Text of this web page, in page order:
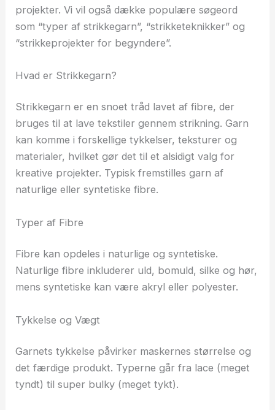
projekter. Vi vil også dække populære søgeord
som “typer af strikkegarn”, “strikketeknikker” og
“strikkeprojekter for begyndere”.
Hvad er Strikkegarn?
Strikkegarn er en snoet tråd lavet af fibre, der
bruges til at lave tekstiler gennem strikning. Garn
kan komme i forskellige tykkelser, teksturer og
materialer, hvilket gør det til et alsidigt valg for
kreative projekter. Typisk fremstilles garn af
naturlige eller syntetiske fibre.
Typer af Fibre
Fibre kan opdeles i naturlige og syntetiske.
Naturlige fibre inkluderer uld, bomuld, silke og hør,
mens syntetiske kan være akryl eller polyester.
Tykkelse og Vægt
Garnets tykkelse påvirker maskernes størrelse og
det færdige produkt. Typerne går fra lace (meget
tyndt) til super bulky (meget tykt).